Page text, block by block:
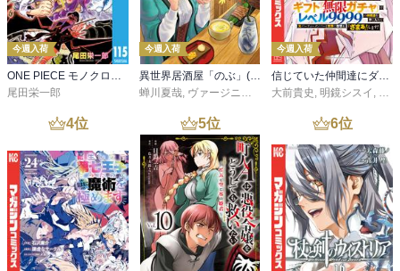
今週入荷
ONE PIECE モノクロ版 115
尾田栄一郎
今週入荷
異世界居酒屋「のぶ」(22)
蝉川夏哉, ヴァージニア二等兵 ,転
今週入荷
信じていた仲間達にダンジョン奥地で殺されかけたがギフト『無限ガチャ』でレベル９９９９の仲間達を手に入れて元パーティーメンバーと世界に復讐＆『ざまぁ！』します！（２３）
大前貴史 , 明鏡シスイ , ｔ
4位 5位 6位